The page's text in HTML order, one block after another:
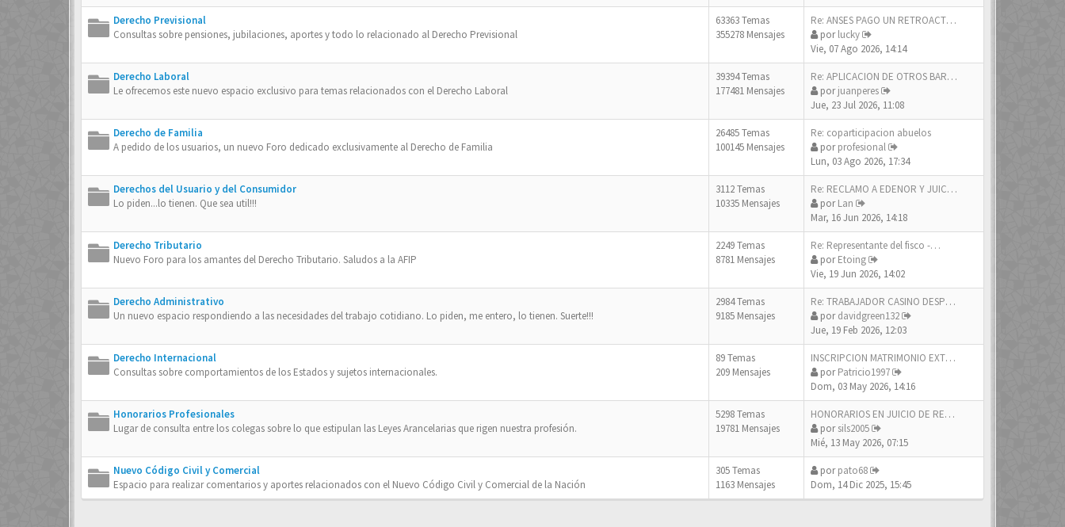
Derecho Previsional
Consultas sobre pensiones, jubilaciones, aportes y todo lo relacionado al Derecho Previsional
63363 Temas
355278 Mensajes
Re: ANSES PAGO UN RETROACTIVO…
porlucky
Vie, 07 Ago 2026, 14:14
Derecho Laboral
Le ofrecemos este nuevo espacio exclusivo para temas relacionados con el Derecho Laboral
39394 Temas
177481 Mensajes
Re: APLICACION DE OTROS BAREM…
porjuanperes
Jue, 23 Jul 2026, 11:08
Derecho de Familia
A pedido de los usuarios, un nuevo Foro dedicado exclusivamente al Derecho de Familia
26485 Temas
100145 Mensajes
Re: coparticipacion abuelos
porprofesional
Lun, 03 Ago 2026, 17:34
Derechos del Usuario y del Consumidor
Lo piden...lo tienen. Que sea util!!!
3112 Temas
10335 Mensajes
Re: RECLAMO A EDENOR Y JUICIO…
porLan
Mar, 16 Jun 2026, 14:18
Derecho Tributario
Nuevo Foro para los amantes del Derecho Tributario. Saludos a la AFIP
2249 Temas
8781 Mensajes
Re: Representante del fisco -…
porEtoing
Vie, 19 Jun 2026, 14:02
Derecho Administrativo
Un nuevo espacio respondiendo a las necesidades del trabajo cotidiano. Lo piden, me entero, lo tienen. Suerte!!!
2984 Temas
9185 Mensajes
Re: TRABAJADOR CASINO DESPIDO
pordavidgreen132
Jue, 19 Feb 2026, 12:03
Derecho Internacional
Consultas sobre comportamientos de los Estados y sujetos internacionales.
89 Temas
209 Mensajes
INSCRIPCION MATRIMONIO EXTRAN…
porPatricio1997
Dom, 03 May 2026, 14:16
Honorarios Profesionales
Lugar de consulta entre los colegas sobre lo que estipulan las Leyes Arancelarias que rigen nuestra profesión.
5298 Temas
19781 Mensajes
HONORARIOS EN JUICIO DE RESTR…
porsils2005
Mié, 13 May 2026, 07:15
Nuevo Código Civil y Comercial
Espacio para realizar comentarios y aportes relacionados con el Nuevo Código Civil y Comercial de la Nación
305 Temas
1163 Mensajes
porpato68
Dom, 14 Dic 2025, 15:45